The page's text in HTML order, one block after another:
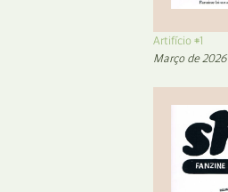
Artifício #1
Março de 2026